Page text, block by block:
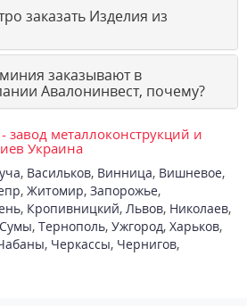
заказать Изделия из
заказывают в
Авалонинвест, почему?
завод металлоконструкций и
Украина
, Васильков, Винница, Вишневое,
, Житомир, Запорожье,
, Кропивницкий, Львов, Николаев,
Сумы, Тернополь, Ужгород, Харьков,
, Черкассы, Чернигов,